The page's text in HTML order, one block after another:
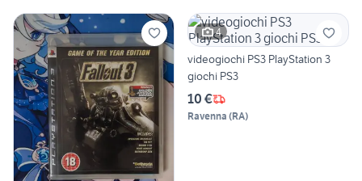
4
videogiochi PS3 PlayStation 3
giochi PS3
10 €
Ravenna (RA)